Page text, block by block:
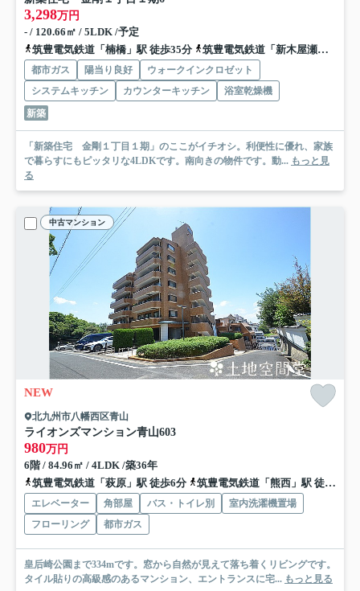
3,298万円
- / 120.66㎡ / 5LDK /予定
筑豊電気鉄道「楠橋」駅 徒歩35分
筑豊電気鉄道「新木屋瀬」駅 徒歩37分
都市ガス 陽当り良好
ウォークインクロゼット
システムキッチン
カウンターキッチン
浴室乾燥機
新築
「新築住宅 金剛１丁目１期」のここがイチオシ。利便性に優れ、家族
で暮らすにもピッタリな4LDKです。南向きの物件です。動... もっと見
る
中古マンション
NEW
北九州市八幡西区青山
ライオンズマンション青山603
980万円
6階 / 84.96㎡ / 4LDK /築36年
筑豊電気鉄道「萩原」駅 徒歩6分
筑豊電気鉄道「熊西」駅 徒歩12分
エレベーター 角部屋 バス・トイレ別
室内洗濯機置場
フローリング
都市ガス
皇后崎公園まで334mです。窓から自然が見えて落ち着くリビングです。
タイル貼りの高級感のあるマンション、エントランスに宅... もっと見る